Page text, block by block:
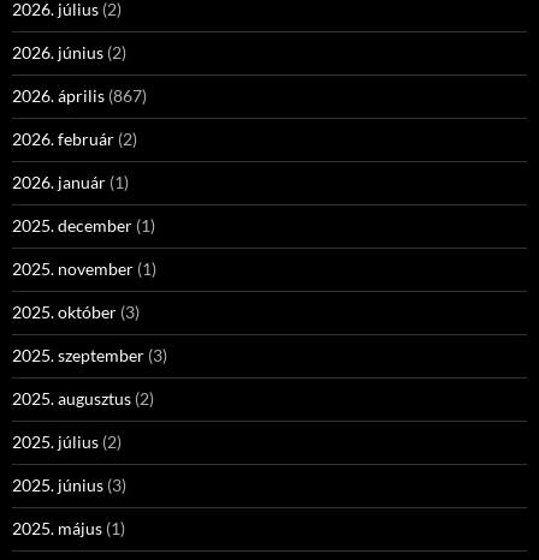
2026. július (2)
2026. június (2)
2026. április (867)
2026. február (2)
2026. január (1)
2025. december (1)
2025. november (1)
2025. október (3)
2025. szeptember (3)
2025. augusztus (2)
2025. július (2)
2025. június (3)
2025. május (1)